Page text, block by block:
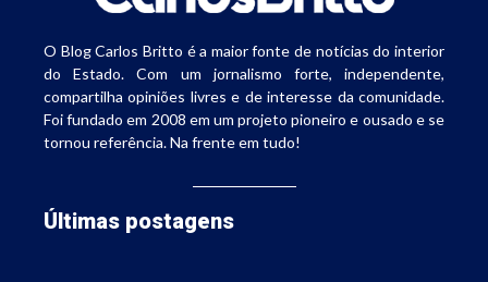
O Blog Carlos Britto é a maior fonte de notícias do interior
do Estado. Com um jornalismo forte, independente,
compartilha opiniões livres e de interesse da comunidade.
Foi fundado em 2008 em um projeto pioneiro e ousado e se
tornou referência. Na frente em tudo!
Últimas postagens